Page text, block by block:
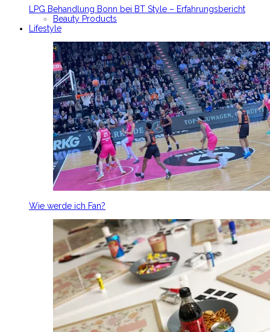
LPG Behandlung Bonn bei BT Style – Erfahrungsbericht
Beauty Products
Lifestyle
Wie werde ich Fan?